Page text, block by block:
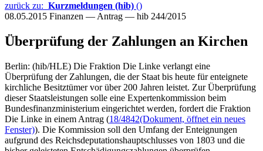
zurück zu: Kurzmeldungen (hib) ()
08.05.2015 Finanzen — Antrag — hib 244/2015
Überprüfung der Zahlungen an Kirchen
Berlin: (hib/HLE) Die Fraktion Die Linke verlangt eine
Überprüfung der Zahlungen, die der Staat bis heute für enteignete
kirchliche Besitztümer vor über 200 Jahren leistet. Zur Überprüfung
dieser Staatsleistungen solle eine Expertenkommission beim
Bundesfinanzministerium eingerichtet werden, fordert die Fraktion
Die Linke in einem Antrag (18/4842(Dokument, öffnet ein neues
Fenster)). Die Kommission soll den Umfang der Enteignungen
aufgrund des Reichsdeputationshauptschlusses von 1803 und die